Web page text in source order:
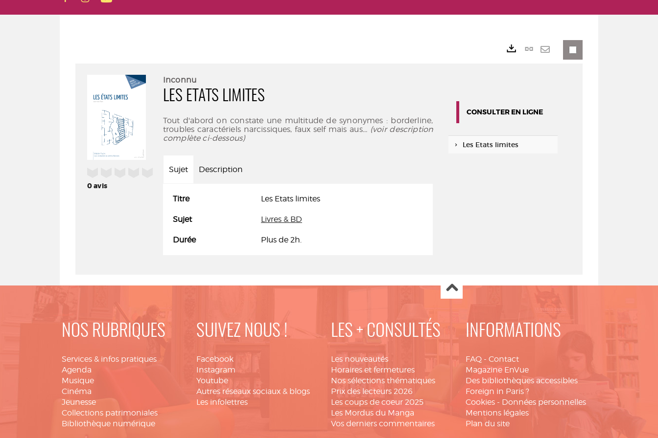
0avis
Inconnu
LES ETATS LIMITES
Tout d'abord on constate une multitude de synonymes : borderline,
troubles caractériels narcissiques, faux self mais aus... (voir description
complète ci-dessous)
Sujet Description
Titre Les Etats limites
Sujet Livres & BD
Durée Plus de 2h.
Lien
CONSULTER EN LIGNE
Les Etats limites
NOS RUBRIQUES
Services & infos pratiques
Agenda
Musique
Cinéma
Jeunesse
Collections patrimoniales
Bibliothèque numérique
SUIVEZ NOUS !
Facebook
Instagram
Youtube
Autres réseaux sociaux & blogs
Les infolettres
LES + CONSULTÉS
Les nouveautés
Horaires et fermetures
Nos sélections thématiques
Prix des lecteurs 2026
Les coups de coeur 2025
Les Mordus du Manga
Vos derniers commentaires
INFORMATIONS
FAQ - Contact
Magazine EnVue
Des bibliothèques accessibles
Foreign in Paris ?
Cookies - Données personnelles
Mentions légales
Plan du site